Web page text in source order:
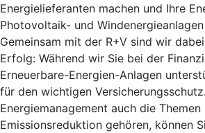
Energielieferanten machen und Ihre
Photovoltaik- und
Gemeinsam mit der R+V sind wir
Erfolg: Während wir Sie bei der
Erneuerbare-Energien-Anlagen
für den wichtigen
Energiemanagement auch die
Emissionsreduktion gehören, können